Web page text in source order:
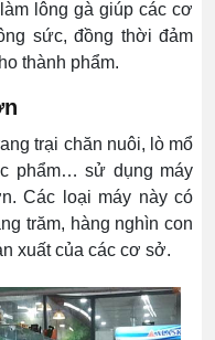
lông gà giúp các cơ
sức, đồng thời đảm
thành phẩm.
trại chăn nuôi, lò mổ
phẩm… sử dụng máy
Các loại máy này có
trăm, hàng nghìn con
xuất của các cơ sở.